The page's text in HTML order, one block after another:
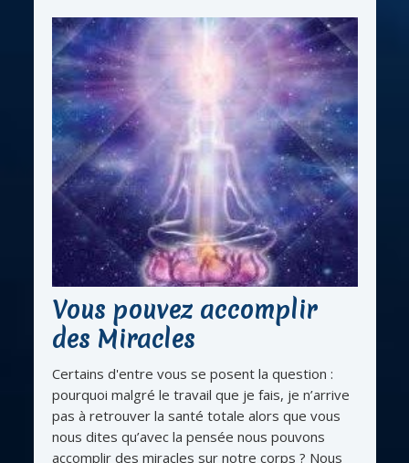
Vous pouvez accomplir
des Miracles
Certains d'entre vous se posent la question :
pourquoi malgré le travail que je fais, je n’arrive
pas à retrouver la santé totale alors que vous
nous dites qu’avec la pensée nous pouvons
accomplir des miracles sur notre corps ? Nous